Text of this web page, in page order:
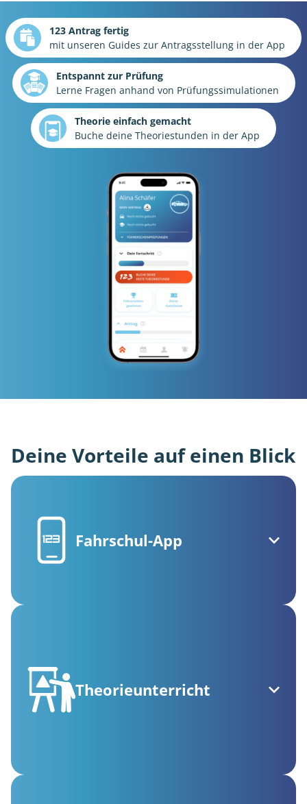
123 Antrag fertig
mit unseren Guides zur Antragsstellung in der App
Entspannt zur Prüfung
Lerne Fragen anhand von Prüfungssimulationen
Theorie einfach gemacht
Buche deine Theoriestunden in der App
Deine Vorteile auf einen Blick
Fahrschul-App
Theorieunterricht